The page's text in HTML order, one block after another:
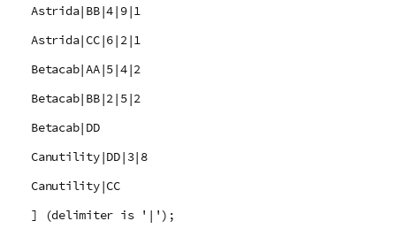
Astrida|BB|4|9|1
Astrida|CC|6|2|1
Betacab|AA|5|4|2
Betacab|BB|2|5|2
Betacab|DD
Canutility|DD|3|8
Canutility|CC
] (delimiter is '|');